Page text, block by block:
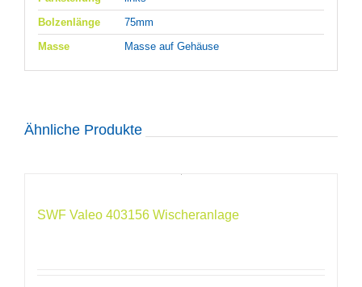
Bolzenlänge
75mm
Masse
Masse auf Gehäuse
Ähnliche Produkte
SWF Valeo 403156 Wischeranlage